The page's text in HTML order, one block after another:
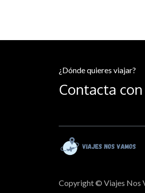
¿Dónde quieres viajar?
Contacta
Copyright © Viajes Nos